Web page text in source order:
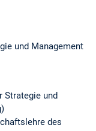
und Management
Strategie und
des